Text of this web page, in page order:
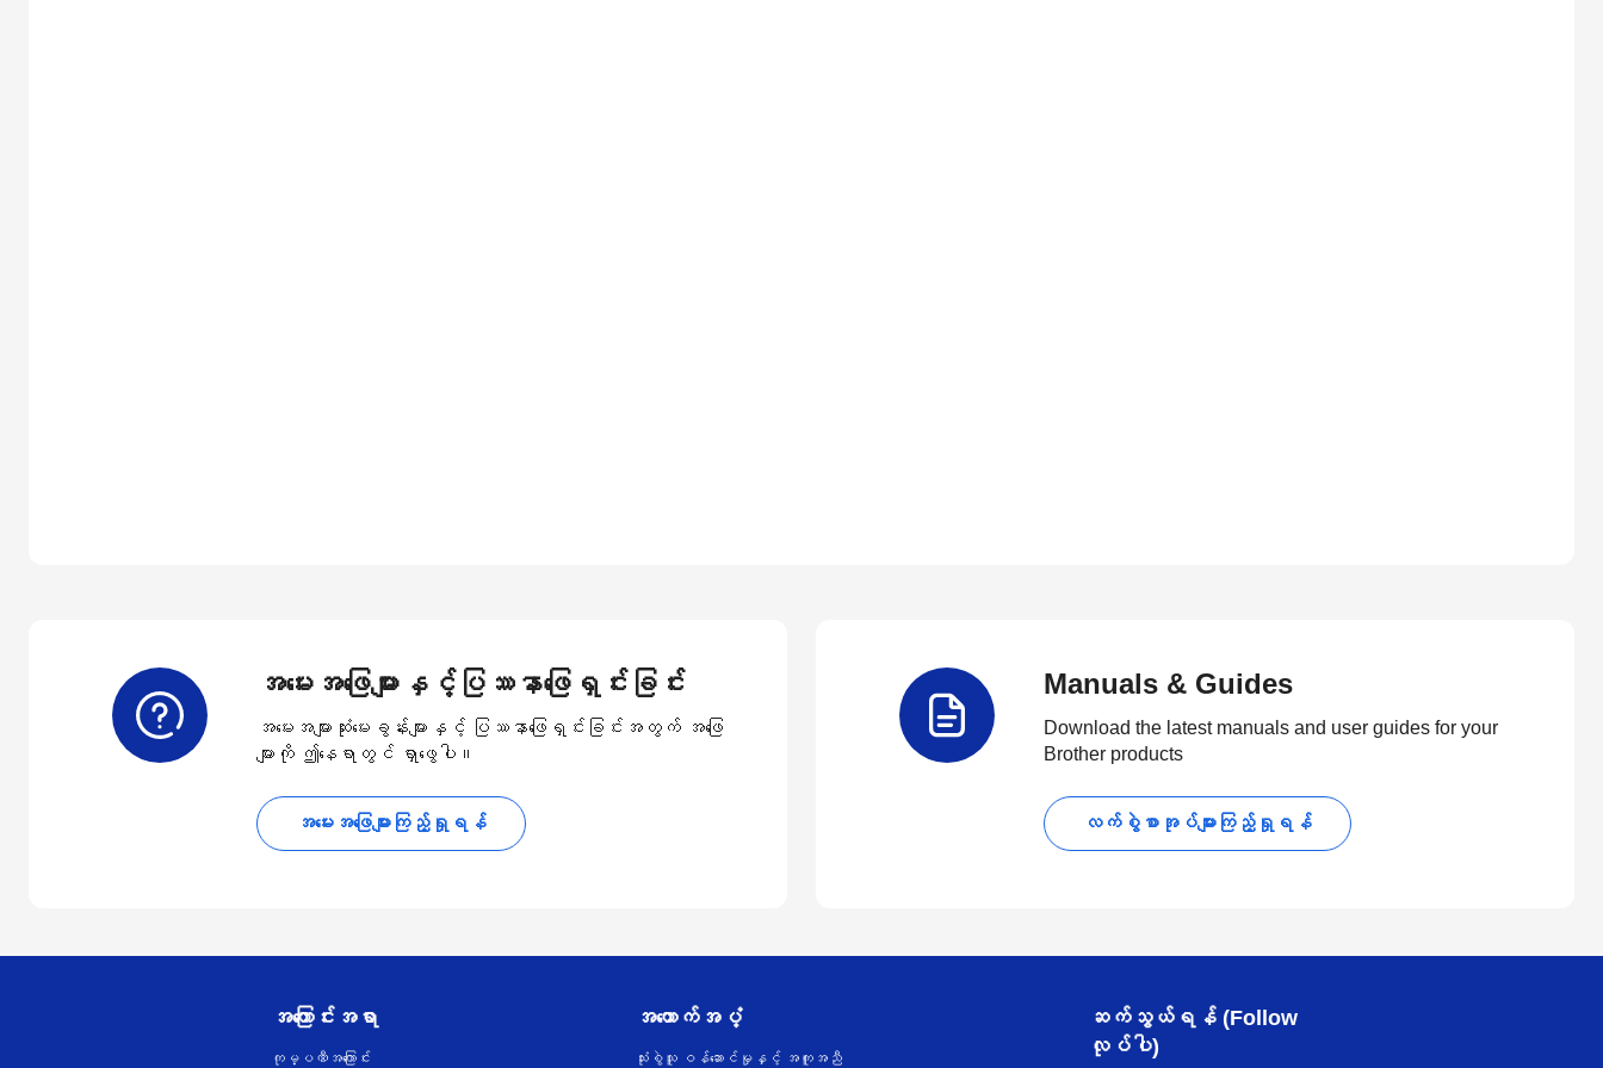
အမေးအဖြေများနှင့်ပြဿနာဖြေရှင်းခြင်း
အမေးအများဆုံးမေးခွန်းများနှင့် ပြဿနာဖြေရှင်းခြင်းအတွက် အဖြေ
များကို ဤနေရာတွင် ရှာဖွေပါ။
အမေးအဖြေများကြည့်ရှုရန်
Manuals & Guides
Download the latest manuals and user guides for your
Brother products
လက်စွဲစာအုပ်များကြည့်ရှုရန်
အကြောင်းအရာ
ကုမ္ပဏီအကြောင်း
အထောက်အပံ့
သုံးစွဲသူ ဝန်ဆောင်မှုနှင့် အကူအညီ
ဆက်သွယ်ရန် (Follow
လုပ်ပါ)